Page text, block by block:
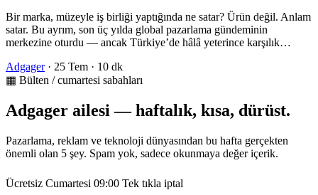
Bir marka, müzeyle iş birliği yaptığında ne satar? Ürün değil. Anlam
satar. Bu ayrım, son üç yılda global pazarlama gündeminin
merkezine oturdu — ancak Türkiye’de hâlâ yeterince karşılık…
Adgager · 25 Tem · 10 dk
▦ Bülten / cumartesi sabahları
Adgager ailesi — haftalık, kısa, dürüst.
Pazarlama, reklam ve teknoloji dünyasından bu hafta gerçekten
önemli olan 5 şey. Spam yok, sadece okunmaya değer içerik.
Ücretsiz Cumartesi 09:00 Tek tıkla iptal